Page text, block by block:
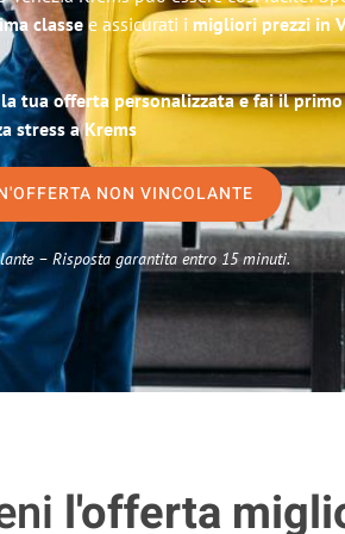
classe e assicurati i migliori prezzi in
tua offerta personalizzata e fai il
stress a Krems
NON VINCOLANTE
– Risposta garantita entro 15 minuti.
l'offerta